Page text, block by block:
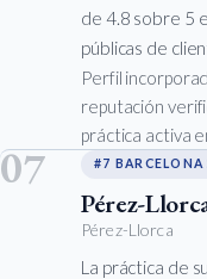
de 4.8 sobre 5
públicas de
Perfil
reputación
práctica activa
07 #7 BARCELONA
Pérez-
Pérez-Llorca
La práctica de